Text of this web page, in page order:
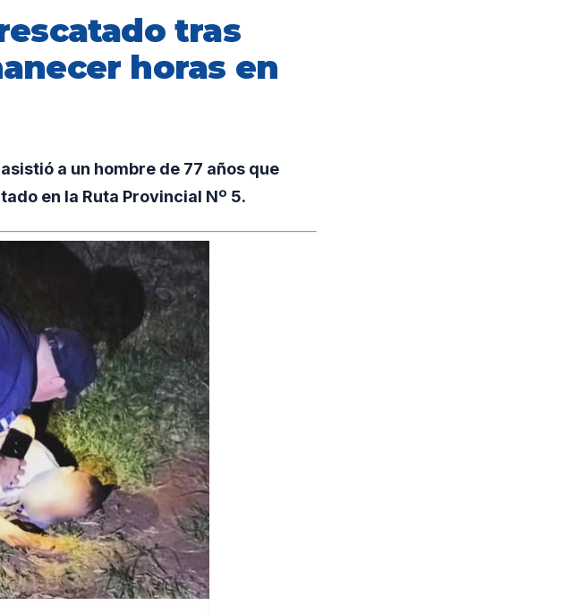
tras
horas en
a un hombre de 77 años que
en la Ruta Provincial Nº 5.